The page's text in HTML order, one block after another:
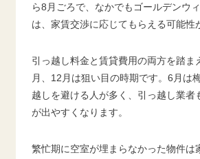
ら8月ごろで、なかでもゴールデンウ
は、家賃交渉に応じてもらえる可能性
引っ越し料金と賃貸費用の両方を踏ま
月、12月は狙い目の時期です。6月は
越しを避ける人が多く、引っ越し業者
が出やすくなります。
繁忙期に空室が埋まらなかった物件は